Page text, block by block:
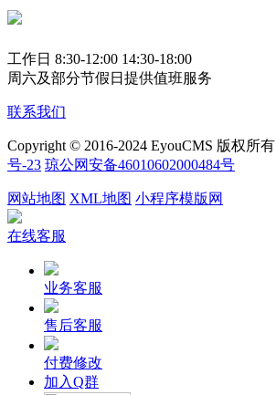
工作日 8:30-12:00 14:30-18:00
周六及部分节假日提供值班服务
联系我们
Copyright © 2016-2024 EyouCMS 版权所有
号-23 琼公网安备46010602000484号
网站地图 XML地图 小程序模版网
在线客服
业务客服
售后客服
付费修改
加入Q群